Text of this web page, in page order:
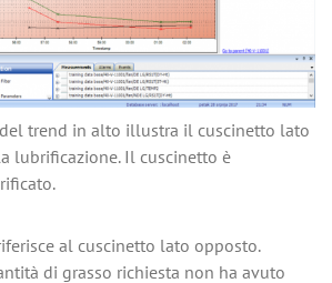
trend in alto illustra il cuscinetto lato
lubrificazione. Il cuscinetto è
al cuscinetto lato opposto.
di grasso richiesta non ha avuto